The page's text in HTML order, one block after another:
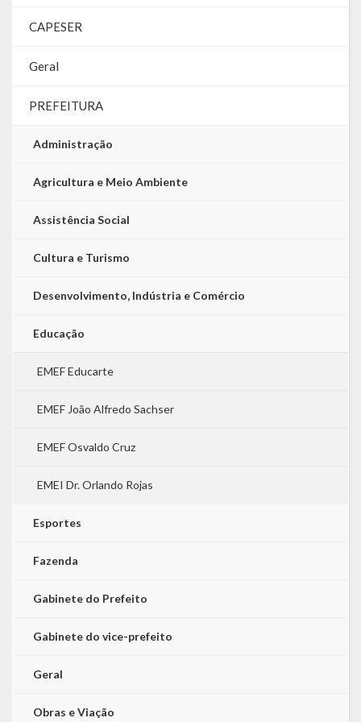
LRF
RGF – Relatório de Gestão Fiscal
RREO – Relatório Resumido da Execução Orçamentária
CAPESER
Geral
PREFEITURA
Administração
Agricultura e Meio Ambiente
Assistência Social
Cultura e Turismo
Desenvolvimento, Indústria e Comércio
Educação
EMEF Educarte
EMEF João Alfredo Sachser
EMEF Osvaldo Cruz
EMEI Dr. Orlando Rojas
Esportes
Fazenda
Gabinete do Prefeito
Gabinete do vice-prefeito
Geral
Obras e Viação